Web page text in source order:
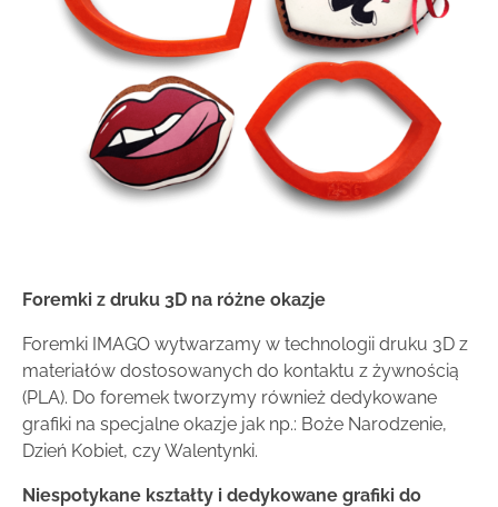
Foremki z druku 3D na różne okazje
Foremki IMAGO wytwarzamy w technologii druku 3D z
materiałów dostosowanych do kontaktu z żywnością
(PLA). Do foremek tworzymy również dedykowane
grafiki na specjalne okazje jak np.: Boże Narodzenie,
Dzień Kobiet, czy Walentynki.
Niespotykane kształty i dedykowane grafiki do